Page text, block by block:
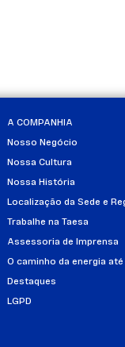
A COMPANHIA
Nosso Negócio
Nossa Cultura
Nossa História
Localização da Sede e
Trabalhe na Taesa
Assessoria de Imprensa
O caminho da energia
Destaques
LGPD